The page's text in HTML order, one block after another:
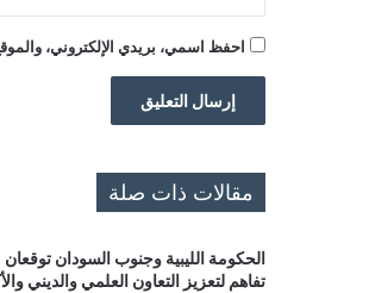
احفظ اسمي، بريدي الإلكتروني،
مقالات ذات صلة
الحكومة الليبية وجنوب السودان
تفاهم لتعزيز التعاون العلمي والديني